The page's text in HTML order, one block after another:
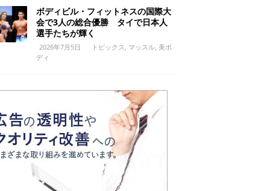
ボディビル・フィットネスの国際大
会で3人の総合優勝 タイで日本人
選手たちが輝く
2026年7月5日 トピックス マッスル, 美ボ
ディ